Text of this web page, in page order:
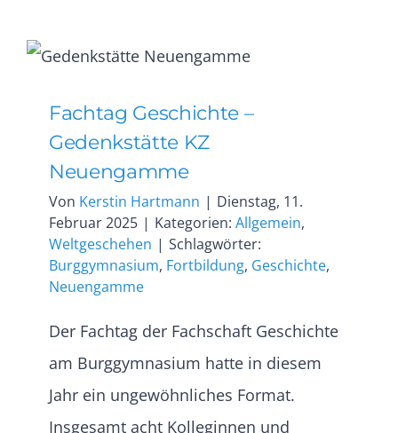
Fachtag Geschichte –
Gedenkstätte KZ
Neuengamme
Von Kerstin Hartmann | Dienstag, 11.
Februar 2025 | Kategorien: Allgemein,
Weltgeschehen | Schlagwörter:
Burggymnasium, Fortbildung, Geschichte,
Neuengamme
Der Fachtag der Fachschaft Geschichte
am Burggymnasium hatte in diesem
Jahr ein ungewöhnliches Format.
Insgesamt acht Kolleginnen und